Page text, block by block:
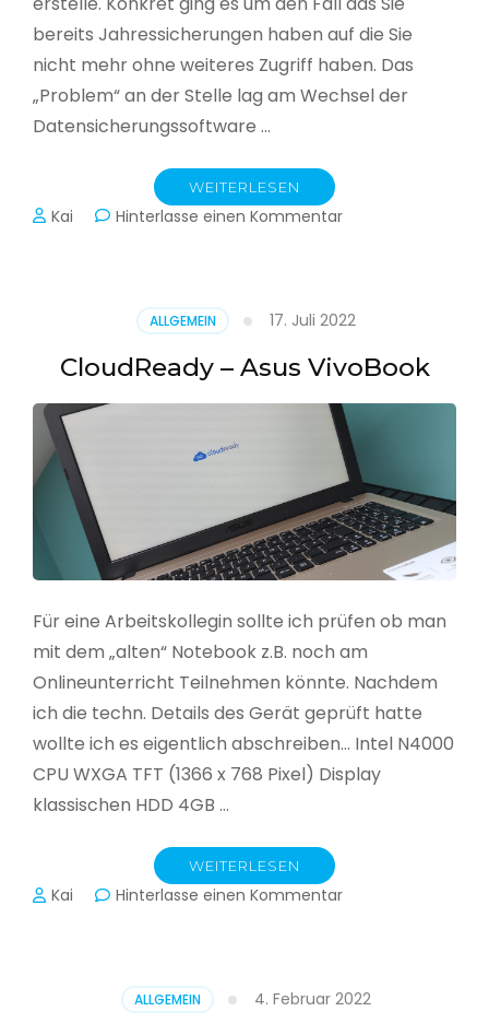
bereits Jahressicherungen haben auf die Sie
nicht mehr ohne weiteres Zugriff haben. Das
„Problem“ an der Stelle lag am Wechsel der
Datensicherungssoftware …
WEITERLESEN
Kai Hinterlasse einen Kommentarzu
Jahressicherung
ALLGEMEIN 17. Juli 2022
CloudReady – Asus VivoBook
Für eine Arbeitskollegin sollte ich prüfen ob man
mit dem „alten“ Notebook z.B. noch am
Onlineunterricht Teilnehmen könnte. Nachdem
ich die techn. Details des Gerät geprüft hatte
wollte ich es eigentlich abschreiben… Intel N4000
CPU WXGA TFT (1366 x 768 Pixel) Display
klassischen HDD 4GB …
WEITERLESEN
Kai Hinterlasse einen Kommentarzu
ALLGEMEIN 4. Februar 2022